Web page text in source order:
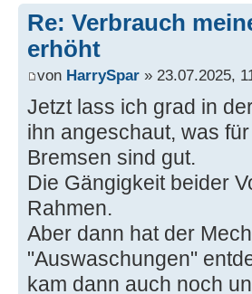
Re: Verbrauch
erhöht
von HarrySpar » 23.07.2025,
Jetzt lass ich grad in
ihn angeschaut, was
Bremsen sind gut.
Die Gängigkeit beider
Rahmen.
Aber dann hat der
"Auswaschungen"
kam dann auch noch